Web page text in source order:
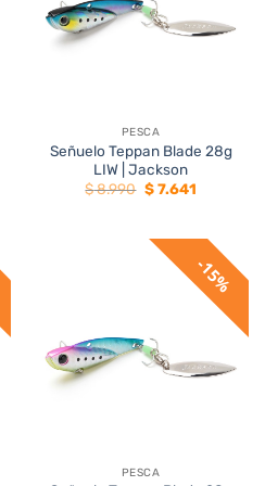
PESCA
Señuelo Teppan Blade 28g
LIW | Jackson
$8.990 El
precio
$ 8.990.
$7.641El
$ 7.641.
15%
PESCA